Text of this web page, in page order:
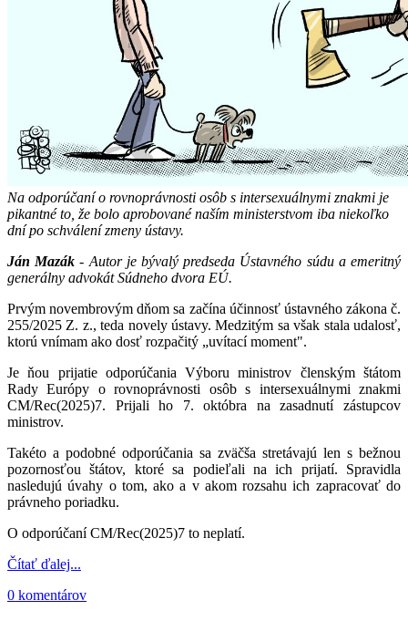
Na odporúčaní o rovnoprávnosti osôb s intersexuálnymi znakmi je
pikantné to, že bolo aprobované naším ministerstvom iba niekoľko
dní po schválení zmeny ústavy.
Ján Mazák - Autor je bývalý predseda Ústavného súdu a emeritný
generálny advokát Súdneho dvora EÚ.
Prvým novembrovým dňom sa začína účinnosť ústavného zákona č.
255/2025 Z. z., teda novely ústavy. Medzitým sa však stala udalosť,
ktorú vnímam ako dosť rozpačitý „uvítací moment".
Je ňou prijatie odporúčania Výboru ministrov členským štátom
Rady Európy o rovnoprávnosti osôb s intersexuálnymi znakmi
CM/Rec(2025)7. Prijali ho 7. októbra na zasadnutí zástupcov
ministrov.
Takéto a podobné odporúčania sa zväčša stretávajú len s bežnou
pozornosťou štátov, ktoré sa podieľali na ich prijatí. Spravidla
nasledujú úvahy o tom, ako a v akom rozsahu ich zapracovať do
právneho poriadku.
O odporúčaní CM/Rec(2025)7 to neplatí.
Čítať ďalej...
0 komentárov